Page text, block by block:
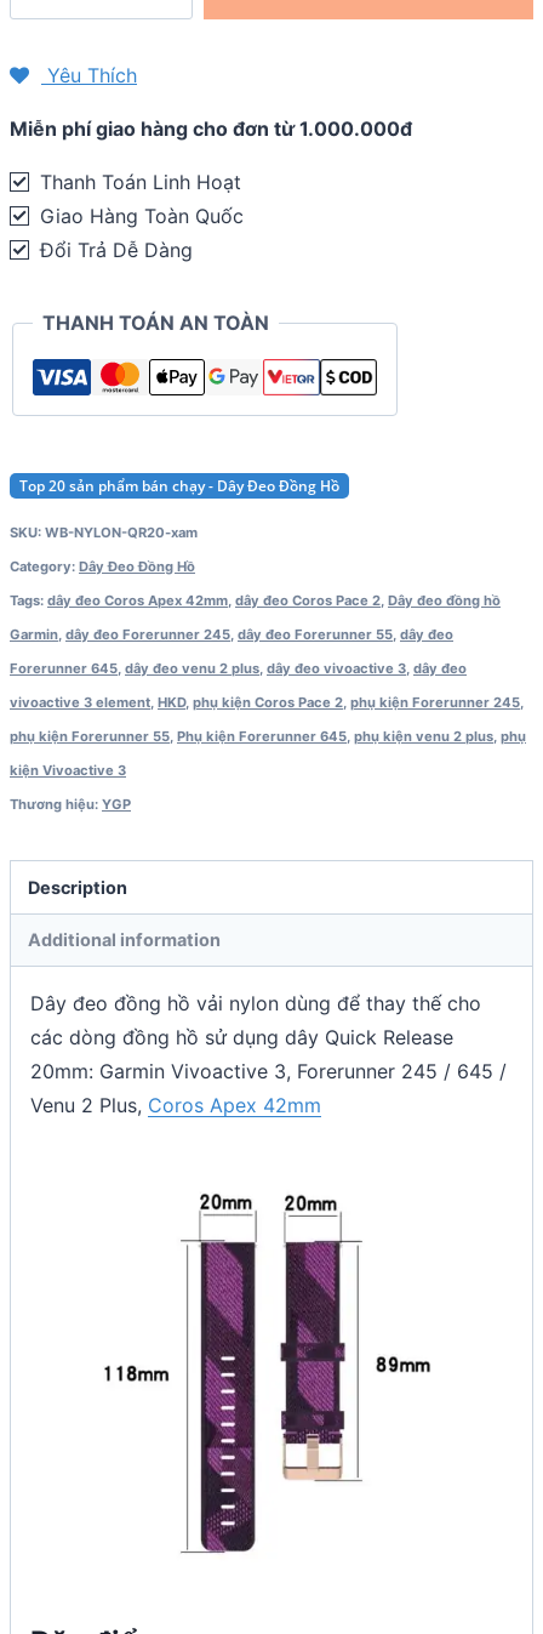
hồ
QR
20mm
-
Garmin
Venu
2
/
245
/
645
quantity
Yêu Thích
Miễn phí giao hàng cho đơn từ 1.000.000đ
Thanh Toán Linh Hoạt
Giao Hàng Toàn Quốc
Đổi Trả Dễ Dàng
THANH TOÁN AN TOÀN
Top 20 sản phẩm bán chạy - Dây Đeo Đồng Hồ
SKU: WB-NYLON-QR20-xam
Category: Dây Đeo Đồng Hồ
Tags: dây đeo Coros Apex 42mm, dây đeo Coros Pace 2, Dây đeo đồng hồ
Garmin, dây đeo Forerunner 245, dây đeo Forerunner 55, dây đeo
Forerunner 645, dây đeo venu 2 plus, dây đeo vivoactive 3, dây đeo
vivoactive 3 element, HKD, phụ kiện Coros Pace 2, phụ kiện Forerunner 245,
phụ kiện Forerunner 55, Phụ kiện Forerunner 645, phụ kiện venu 2 plus, phụ
kiện Vivoactive 3
Thương hiệu: YGP
Description
Additional information
Dây đeo đồng hồ vải nylon dùng để thay thế cho
các dòng đồng hồ sử dụng dây Quick Release
20mm: Garmin Vivoactive 3, Forerunner 245 / 645 /
Venu 2 Plus, Coros Apex 42mm